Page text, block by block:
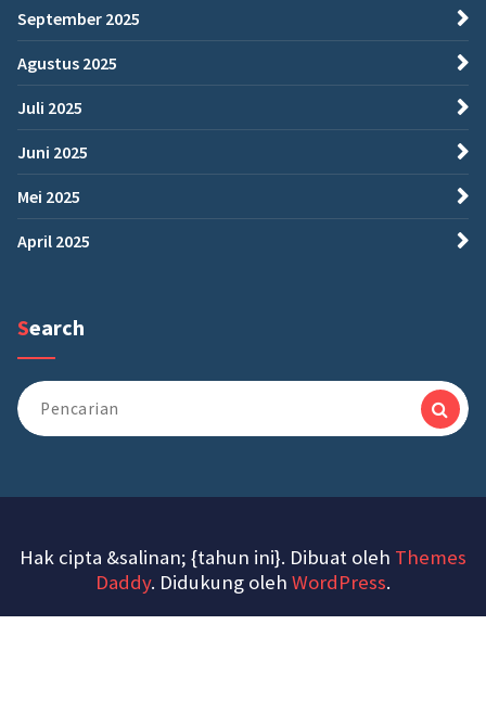
September 2025
Agustus 2025
Juli 2025
Juni 2025
Mei 2025
April 2025
Search
Pencarian
untuk:
Hak cipta &salinan; {tahun ini}. Dibuat oleh Themes
Daddy. Didukung oleh WordPress.